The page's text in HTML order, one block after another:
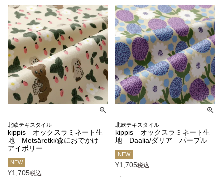
北欧テキスタイル
kippis オックスラミネート生
地 Metsäretki/森におでかけ
アイボリー
NEW
¥1,705税込
北欧テキスタイル
kippis オックスラミネート生
地 Daalia/ダリア パープル
NEW
¥1,705税込